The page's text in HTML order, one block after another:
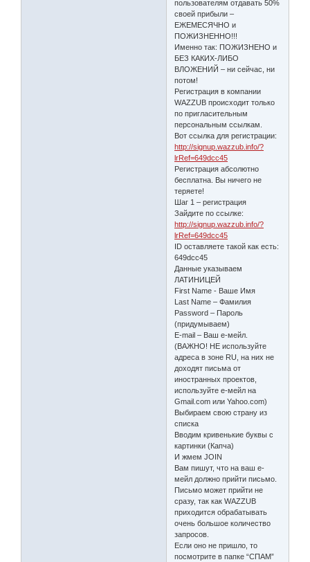
пользователям отдавать 50%
своей прибыли –
ЕЖЕМЕСЯЧНО и
ПОЖИЗНЕННО!!!
Именно так: ПОЖИЗНЕНО и
БЕЗ КАКИХ-ЛИБО
ВЛОЖЕНИЙ – ни сейчас, ни
потом!
Регистрация в компании
WAZZUB происходит только
по пригласительным
персональным ссылкам.
Вот ссылка для регистрации:
http://signup.wazzub.info/?
lrRef=649dcc45
Регистрация абсолютно
бесплатна. Вы ничего не
теряете!
Шаг 1 – регистрация
Зайдите по ссылке:
http://signup.wazzub.info/?
lrRef=649dcc45
ID оставляете такой как есть:
649dcc45
Данные указываем
ЛАТИНИЦЕЙ
First Name - Ваше Имя
Last Name – Фамилия
Password – Пароль
(придумываем)
E-mail – Ваш е-мейл.
(ВАЖНО! НЕ используйте
адреса в зоне RU, на них не
доходят письма от
иностранных проектов,
используйте е-мейл на
Gmail.com или Yahoo.com)
Выбираем свою страну из
списка
Вводим кривенькие буквы с
картинки (Капча)
И жмем JOIN
Вам пишут, что на ваш е-
мейл должно прийти письмо.
Письмо может прийти не
сразу, так как WAZZUB
приходится обрабатывать
очень большое количество
запросов.
Если оно не пришло, то
посмотрите в папке “СПАМ”